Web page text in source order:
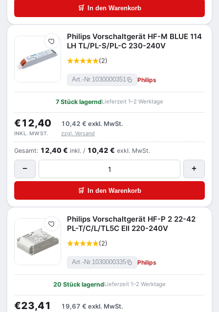
🛒 In den Warenkorb
Merken
Philips Vorschaltgerät HF-M BLUE 114
LH TL/PL-S/PL-C 230-240V
(2)
Art.-Nr.1030000351 Philips
7 Stück lagerndLieferzeit 1–2 Werktage
€12,40 10,42 € exkl. MwSt.
INKL. MWST. zzgl. Versand
Gesamt: 12,40 € inkl. / 10,42 € exkl. MwSt.
− +
🛒 In den Warenkorb
Merken
Philips Vorschaltgerät HF-P 2 22-42
PL-T/C/L/TL5C EII 220-240V
(2)
Art.-Nr.1030000335 Philips
20 Stück lagerndLieferzeit 1–2 Werktage
€23,41 19,67 € exkl. MwSt.